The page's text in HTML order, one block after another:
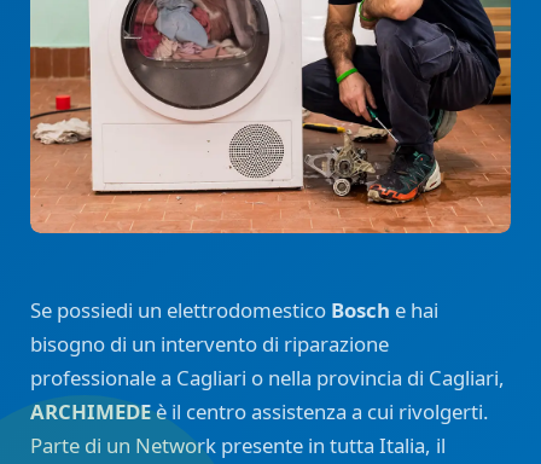
Se possiedi un elettrodomestico Bosch e hai
bisogno di un intervento di riparazione
professionale a Cagliari o nella provincia di Cagliari,
ARCHIMEDEè il centro assistenza a cui rivolgerti.
Parte di un Network presente in tutta Italia, il